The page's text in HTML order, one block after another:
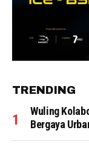
TRENDING
Wuling
Bergaya